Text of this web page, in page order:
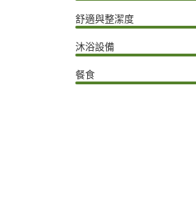
舒適與整潔度
沐浴設備
餐食